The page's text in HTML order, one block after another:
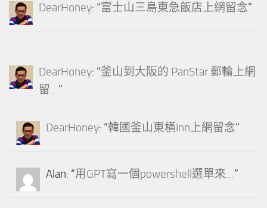
DearHoney: “富士山三島東急飯店上網留念”
DearHoney: “釜山到大阪的 PanStar 郵輪上網
留…”
DearHoney: “韓國釜山東橫Inn上網留念”
Alan: “用GPT寫一個powershell選單來…”